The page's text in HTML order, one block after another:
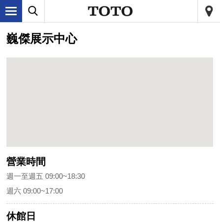
巍傑展示中心
營業時間
週一至週五 09:00~18:30
週六 09:00~17:00
休館日